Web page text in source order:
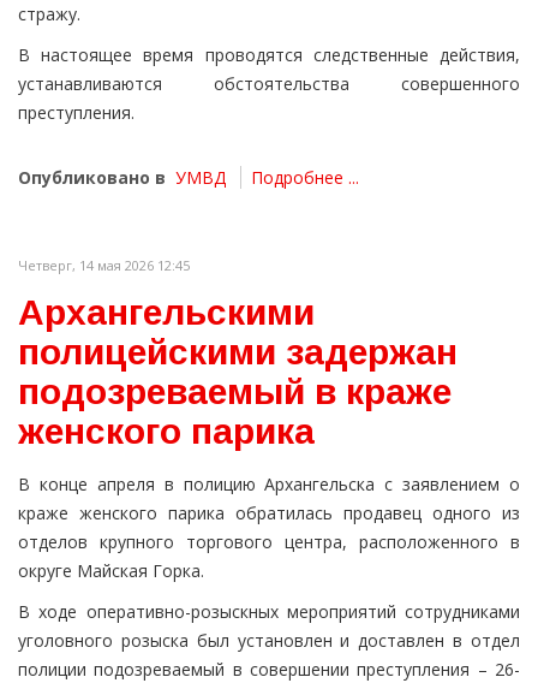
стражу.
В настоящее время проводятся следственные действия,
устанавливаются обстоятельства совершенного
преступления.
Опубликовано в УМВД Подробнее ...
Четверг, 14 мая 2026 12:45
Архангельскими
полицейскими задержан
подозреваемый в краже
женского парика
В конце апреля в полицию Архангельска с заявлением о
краже женского парика обратилась продавец одного из
отделов крупного торгового центра, расположенного в
округе Майская Горка.
В ходе оперативно-розыскных мероприятий сотрудниками
уголовного розыска был установлен и доставлен в отдел
полиции подозреваемый в совершении преступления – 26-